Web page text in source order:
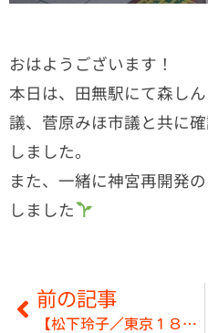
おはようございます！
本日は、田無駅にて森し
議、菅原みほ市議と共に
しました。
また、一緒に神宮再開発
しました
前の記事
【松下玲子／東京１８区】７月４日【都知事選挙】